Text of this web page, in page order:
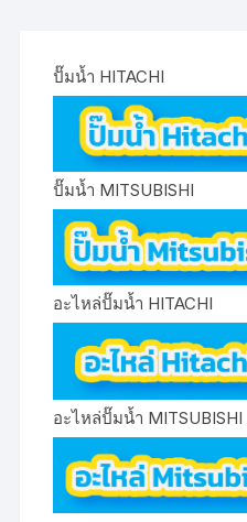
ปั๊มน้ำ HITACHI
ปั๊มน้ำ MITSUBISHI
อะไหล่ปั๊มน้ำ HITACHI
อะไหล่ปั๊มน้ำ MITSUBISHI